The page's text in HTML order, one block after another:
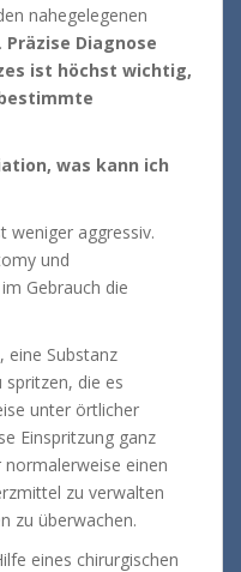
nahegelegenen
Präzise Diagnose
ist höchst wichtig,
was kann ich
weniger aggressiv.
und
Gebrauch die
eine Substanz
spritzen, die es
unter örtlicher
Einspritzung ganz
einen
zu verwalten
zu überwachen.
eines chirurgischen